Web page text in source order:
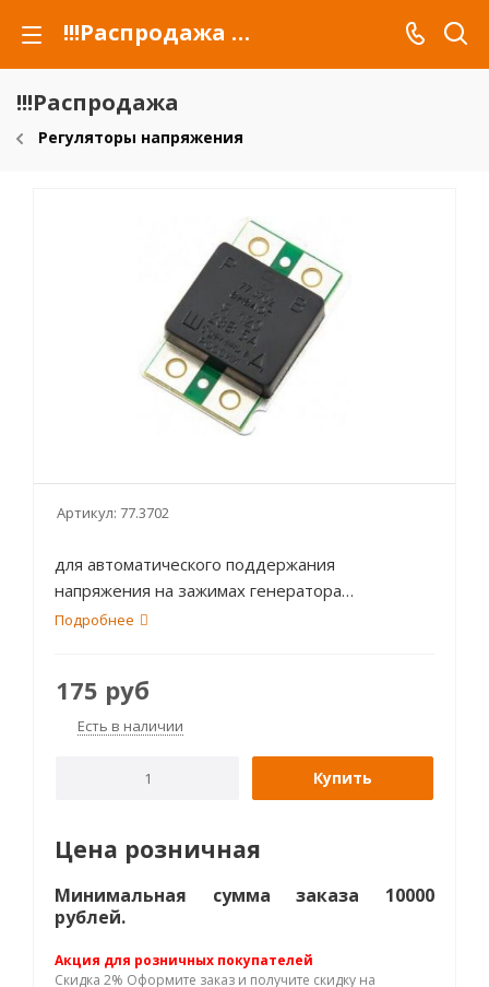
!!!Распродажа для автомобилей российских марок и сельхозтехники
!!!Распродажа
Регуляторы напряжения
Артикул: 77.3702
для автоматического поддержания
напряжения на зажимах генератора
Подробнее
175 руб
Есть в наличии
Купить
Цена розничная
Минимальная сумма заказа 10000
рублей.
Акция для розничных покупателей
Скидка 2% Оформите заказ и получите скидку на